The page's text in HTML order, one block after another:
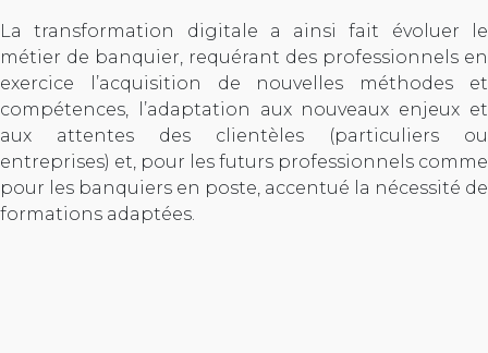
La transformation digitale a ainsi fait évoluer le
métier de banquier, requérant des professionnels en
exercice l’acquisition de nouvelles méthodes et
compétences, l’adaptation aux nouveaux enjeux et
aux attentes des clientèles (particuliers ou
entreprises) et, pour les futurs professionnels comme
pour les banquiers en poste, accentué la nécessité de
formations adaptées.